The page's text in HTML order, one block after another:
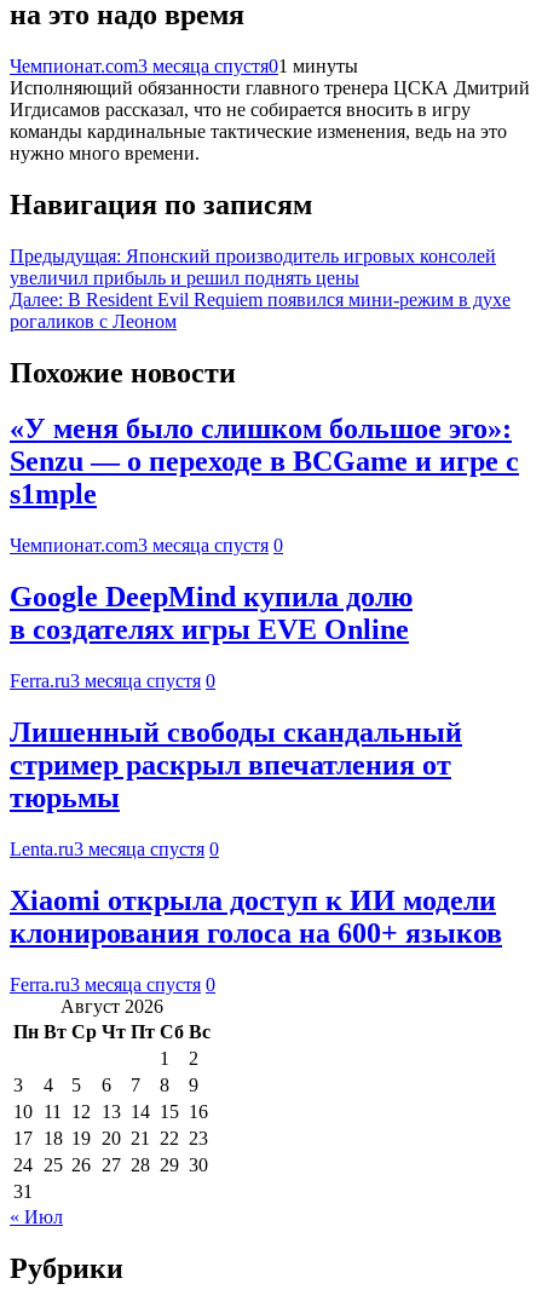
на это надо время
Чемпионат.com3 месяца спустя01 минуты
Исполняющий обязанности главного тренера ЦСКА Дмитрий
Игдисамов рассказал, что не собирается вносить в игру
команды кардинальные тактические изменения, ведь на это
нужно много времени.
Навигация по записям
Предыдущая: Японский производитель игровых консолей
увеличил прибыль и решил поднять цены
Далее: В Resident Evil Requiem появился мини-режим в духе
рогаликов с Леоном
Похожие новости
«У меня было слишком большое эго»:
Senzu — о переходе в BCGame и игре с
s1mple
Чемпионат.com3 месяца спустя 0
Google DeepMind купила долю
в создателях игры EVE Online
Ferra.ru3 месяца спустя 0
Лишенный свободы скандальный
стример раскрыл впечатления от
тюрьмы
Lenta.ru3 месяца спустя 0
Xiaomi открыла доступ к ИИ модели
клонирования голоса на 600+ языков
Ferra.ru3 месяца спустя 0
Август 2026
Пн Вт Ср Чт Пт Сб Вс
1
2
3
4 5 6 7 8
9
10 11 12 13 14 15 16
17 18 19 20 21 22 23
24 25 26 27 28 29 30
31
« Июл
Рубрики